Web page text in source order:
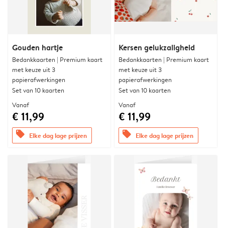
Gouden hartje
Bedankkaarten | Premium kaart
met keuze uit 3
papierafwerkingen
Set van 10 kaarten
Vanaf
€ 11,99
offers Elke dag lage prijzen
Kersen gelukzaligheid
Bedankkaarten | Premium kaart
met keuze uit 3
papierafwerkingen
Set van 10 kaarten
Vanaf
€ 11,99
offers Elke dag lage prijzen